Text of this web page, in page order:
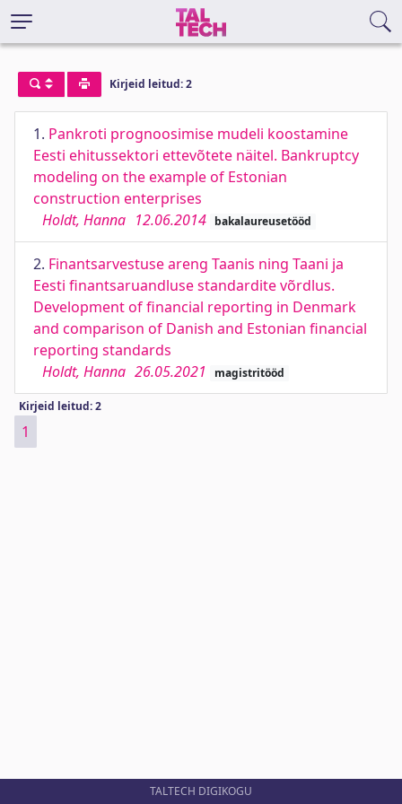
Kirjeid leitud: 2
1. Pankroti prognoosimise mudeli koostamine
Eesti ehitussektori ettevõtete näitel. Bankruptcy
modeling on the example of Estonian
construction enterprises
Holdt, Hanna 12.06.2014 bakalaureusetööd
2. Finantsarvestuse areng Taanis ning Taani ja
Eesti finantsaruandluse standardite võrdlus.
Development of financial reporting in Denmark
and comparison of Danish and Estonian financial
reporting standards
Holdt, Hanna 26.05.2021 magistritööd
Kirjeid leitud: 2
1
TALTECH DIGIKOGU